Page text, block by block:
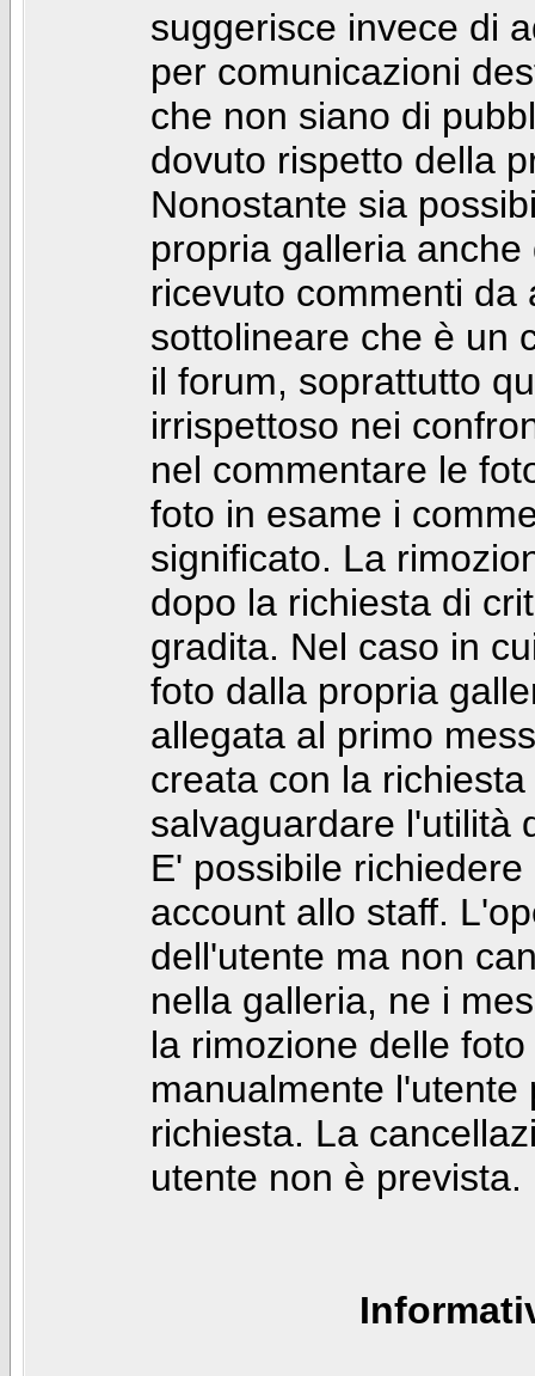
suggerisce invece di
per comunicazioni
che non siano di
dovuto rispetto della
Nonostante sia
propria galleria
ricevuto commenti da
sottolineare che è un
il forum, soprattutto
irrispettoso nei
nel commentare le
foto in esame i
significato. La
dopo la richiesta di
gradita. Nel caso in
foto dalla propria
allegata al primo
creata con la
salvaguardare l'utilità
E' possibile
account allo staff.
dell'utente ma non
nella galleria, ne i
la rimozione delle
manualmente
richiesta. La
utente non è prevista.